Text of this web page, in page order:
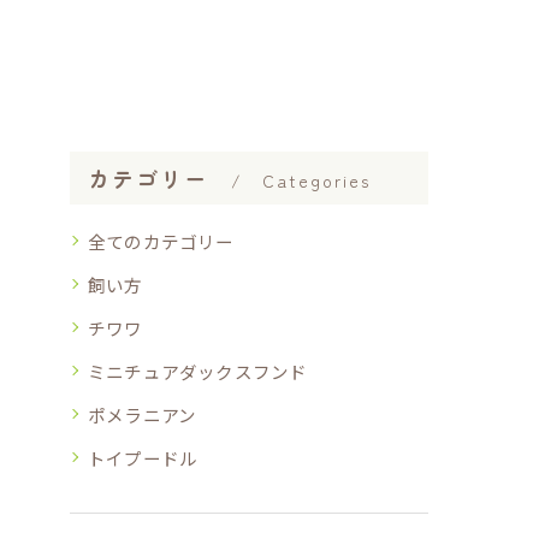
カテゴリー Categories
全てのカテゴリー
飼い方
チワワ
ミニチュアダックスフンド
ポメラニアン
トイプードル